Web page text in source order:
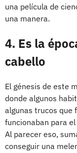
una película de
una manera.
4. Es la
cabello
El génesis de este
donde algunos
algunas trucos que
funcionaban para
Al parecer eso,
conseguir una